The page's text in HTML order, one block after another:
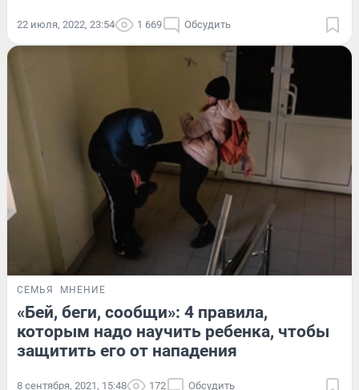
22 июля, 2022, 23:54 1 669 Обсудить
СЕМЬЯ МНЕНИЕ
«Бей, беги, сообщи»: 4 правила,
которым надо научить ребенка, чтобы
защитить его от нападения
8 сентября, 2021, 15:48 172 Обсудить